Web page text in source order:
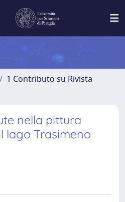
1 Contributo su Rivista
nella pittura
lago Trasimeno